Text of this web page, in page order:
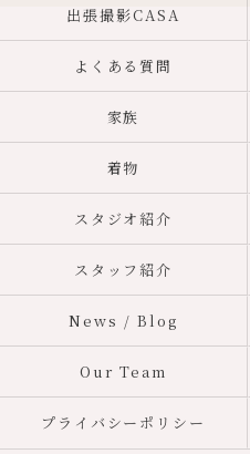
出張撮影CASA
よくある質問
家族
着物
スタジオ紹介
スタッフ紹介
News / Blog
Our Team
プライバシーポリシー